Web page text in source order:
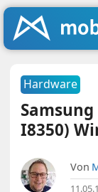
Hardware
I8350)
Von